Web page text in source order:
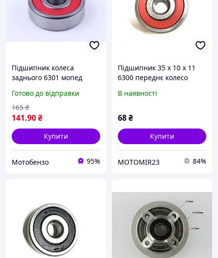
Підшипник колеса
заднього 6301 мопед
Готово до відправки
141.90₴
165 ₴
Купити
Мотобензо 95%
Підшипник 35 х 10 х 11
6300 переднє колесо
В наявності
68₴
Купити
MOTOMIR23 84%